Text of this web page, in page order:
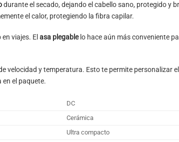
durante el secado, dejando el cabello sano, protegido y
el calor, protegiendo la fibra capilar.
viajes. El asa plegable lo hace aún más conveniente
velocidad y temperatura. Esto te permite personalizar
el paquete.
DC
Cerámica
Ultra compacto